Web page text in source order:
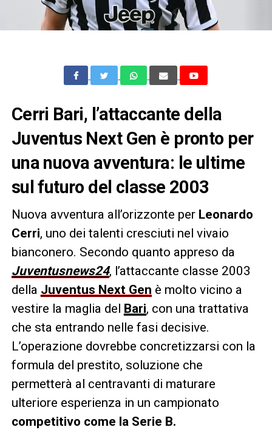
Cerri Bari, l’attaccante della
Juventus Next Gen è pronto per
una nuova avventura: le ultime
sul futuro del classe 2003
Nuova avventura all’orizzonte per Leonardo
Cerri, uno dei talenti cresciuti nel vivaio
bianconero. Secondo quanto appreso da
Juventusnews24, l’attaccante classe 2003
della Juventus Next Gen è molto vicino a
vestire la maglia del Bari, con una trattativa
che sta entrando nelle fasi decisive.
L’operazione dovrebbe concretizzarsi con la
formula del prestito, soluzione che
permetterà al centravanti di maturare
ulteriore esperienza in un campionato
competitivo come la Serie B.